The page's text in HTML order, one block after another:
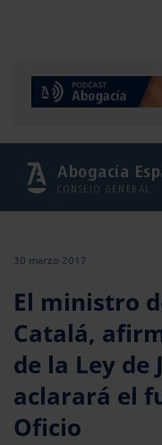
Abogacía
CONSEJO GENERAL
30 marzo 2017
El ministro
Catalá,
de la Ley
aclarará el
Oficio